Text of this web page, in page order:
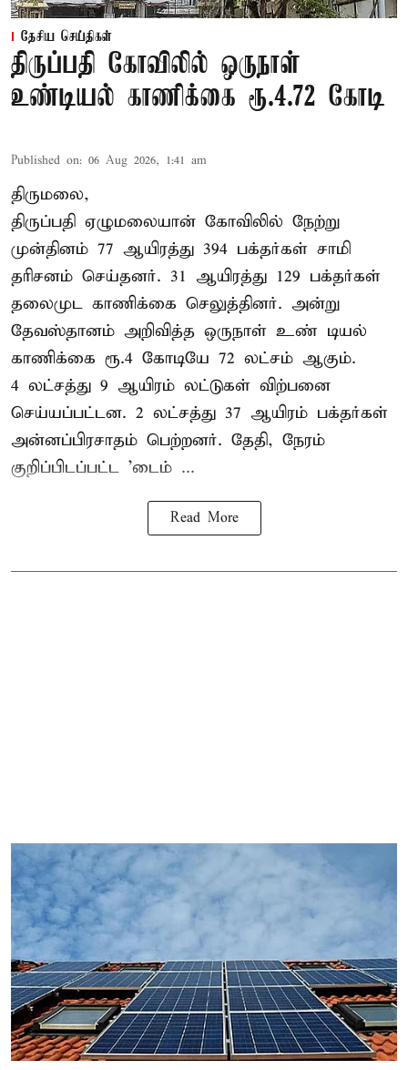
தேசிய செய்திகள்
திருப்பதி கோவிலில் ஒருநாள்
உண்டியல் காணிக்கை ரூ.4.72 கோடி
Published on: 06 Aug 2026, 1:41 am
திருமலை,
திருப்பதி ஏழுமலையான் கோவிலில் நேற்று
முன்தினம் 77 ஆயிரத்து 394 பக்தர்கள் சாமி
தரிசனம் செய்தனர். 31 ஆயிரத்து 129 பக்தர்கள்
தலைமுட காணிக்கை செலுத்தினர். அன்று
தேவஸ்தானம் அறிவித்த ஒருநாள் உண் டியல்
காணிக்கை ரூ.4 கோடியே 72 லட்சம் ஆகும்.
4 லட்சத்து 9 ஆயிரம் லட்டுகள் விற்பனை
செய்யப்பட்டன. 2 லட்சத்து 37 ஆயிரம் பக்தர்கள்
அன்னப்பிரசாதம் பெற்றனர். தேதி, நேரம்
குறிப்பிடப்பட்ட 'டைம் ...
Read More